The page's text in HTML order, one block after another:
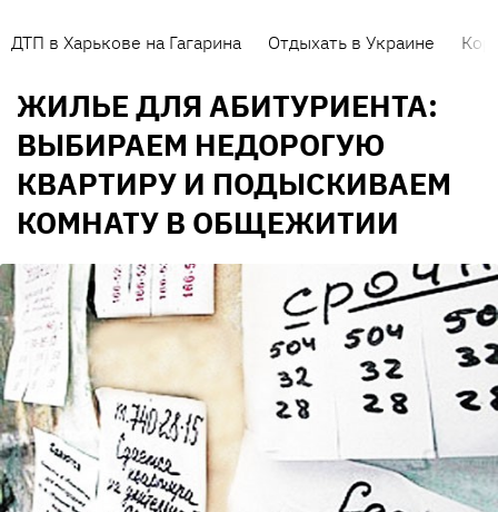
ДТП в Харькове на Гагарина Отдыхать в Украине
ЖИЛЬЕ ДЛЯ АБИТУРИЕНТА:
ВЫБИРАЕМ НЕДОРОГУЮ
КВАРТИРУ И ПОДЫСКИВАЕМ
КОМНАТУ В ОБЩЕЖИТИИ